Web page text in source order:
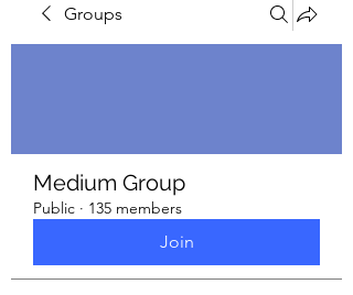
Groups
Medium Group
Public · 135 members
Join